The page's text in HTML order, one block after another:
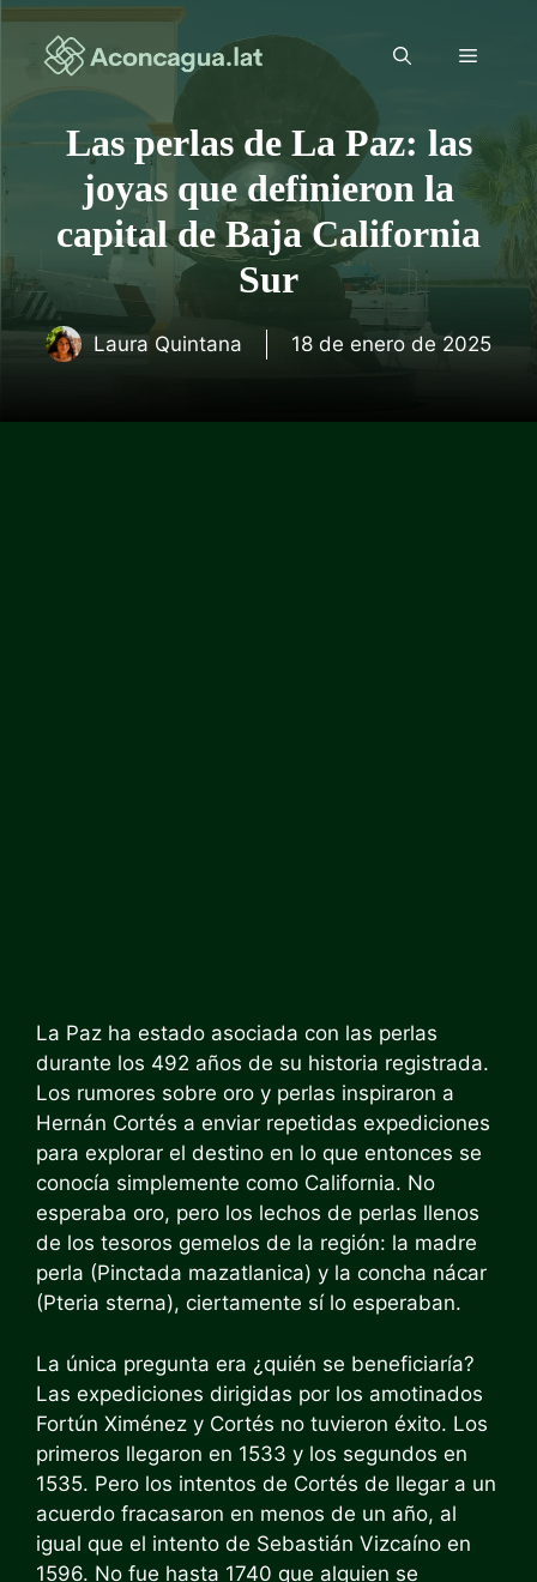
Saltar
contenido
Menú
Las perlas de La Paz: las
joyas que definieron la
capital de Baja California
Sur
Laura Quintana 18 de enero de 2025
La Paz ha estado asociada con las perlas
durante los 492 años de su historia registrada.
Los rumores sobre oro y perlas inspiraron a
Hernán Cortés a enviar repetidas expediciones
para explorar el destino en lo que entonces se
conocía simplemente como California. No
esperaba oro, pero los lechos de perlas llenos
de los tesoros gemelos de la región: la madre
perla (Pinctada mazatlanica) y la concha nácar
(Pteria sterna), ciertamente sí lo esperaban.
La única pregunta era ¿quién se beneficiaría?
Las expediciones dirigidas por los amotinados
Fortún Ximénez y Cortés no tuvieron éxito. Los
primeros llegaron en 1533 y los segundos en
1535. Pero los intentos de Cortés de llegar a un
acuerdo fracasaron en menos de un año, al
igual que el intento de Sebastián Vizcaíno en
1596. No fue hasta 1740 que alguien se